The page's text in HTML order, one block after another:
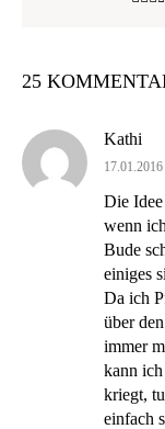
25
Kathi
Die
wenn
Bude
einiges
Da ich
über
immer
kann
kriegt,
einfach